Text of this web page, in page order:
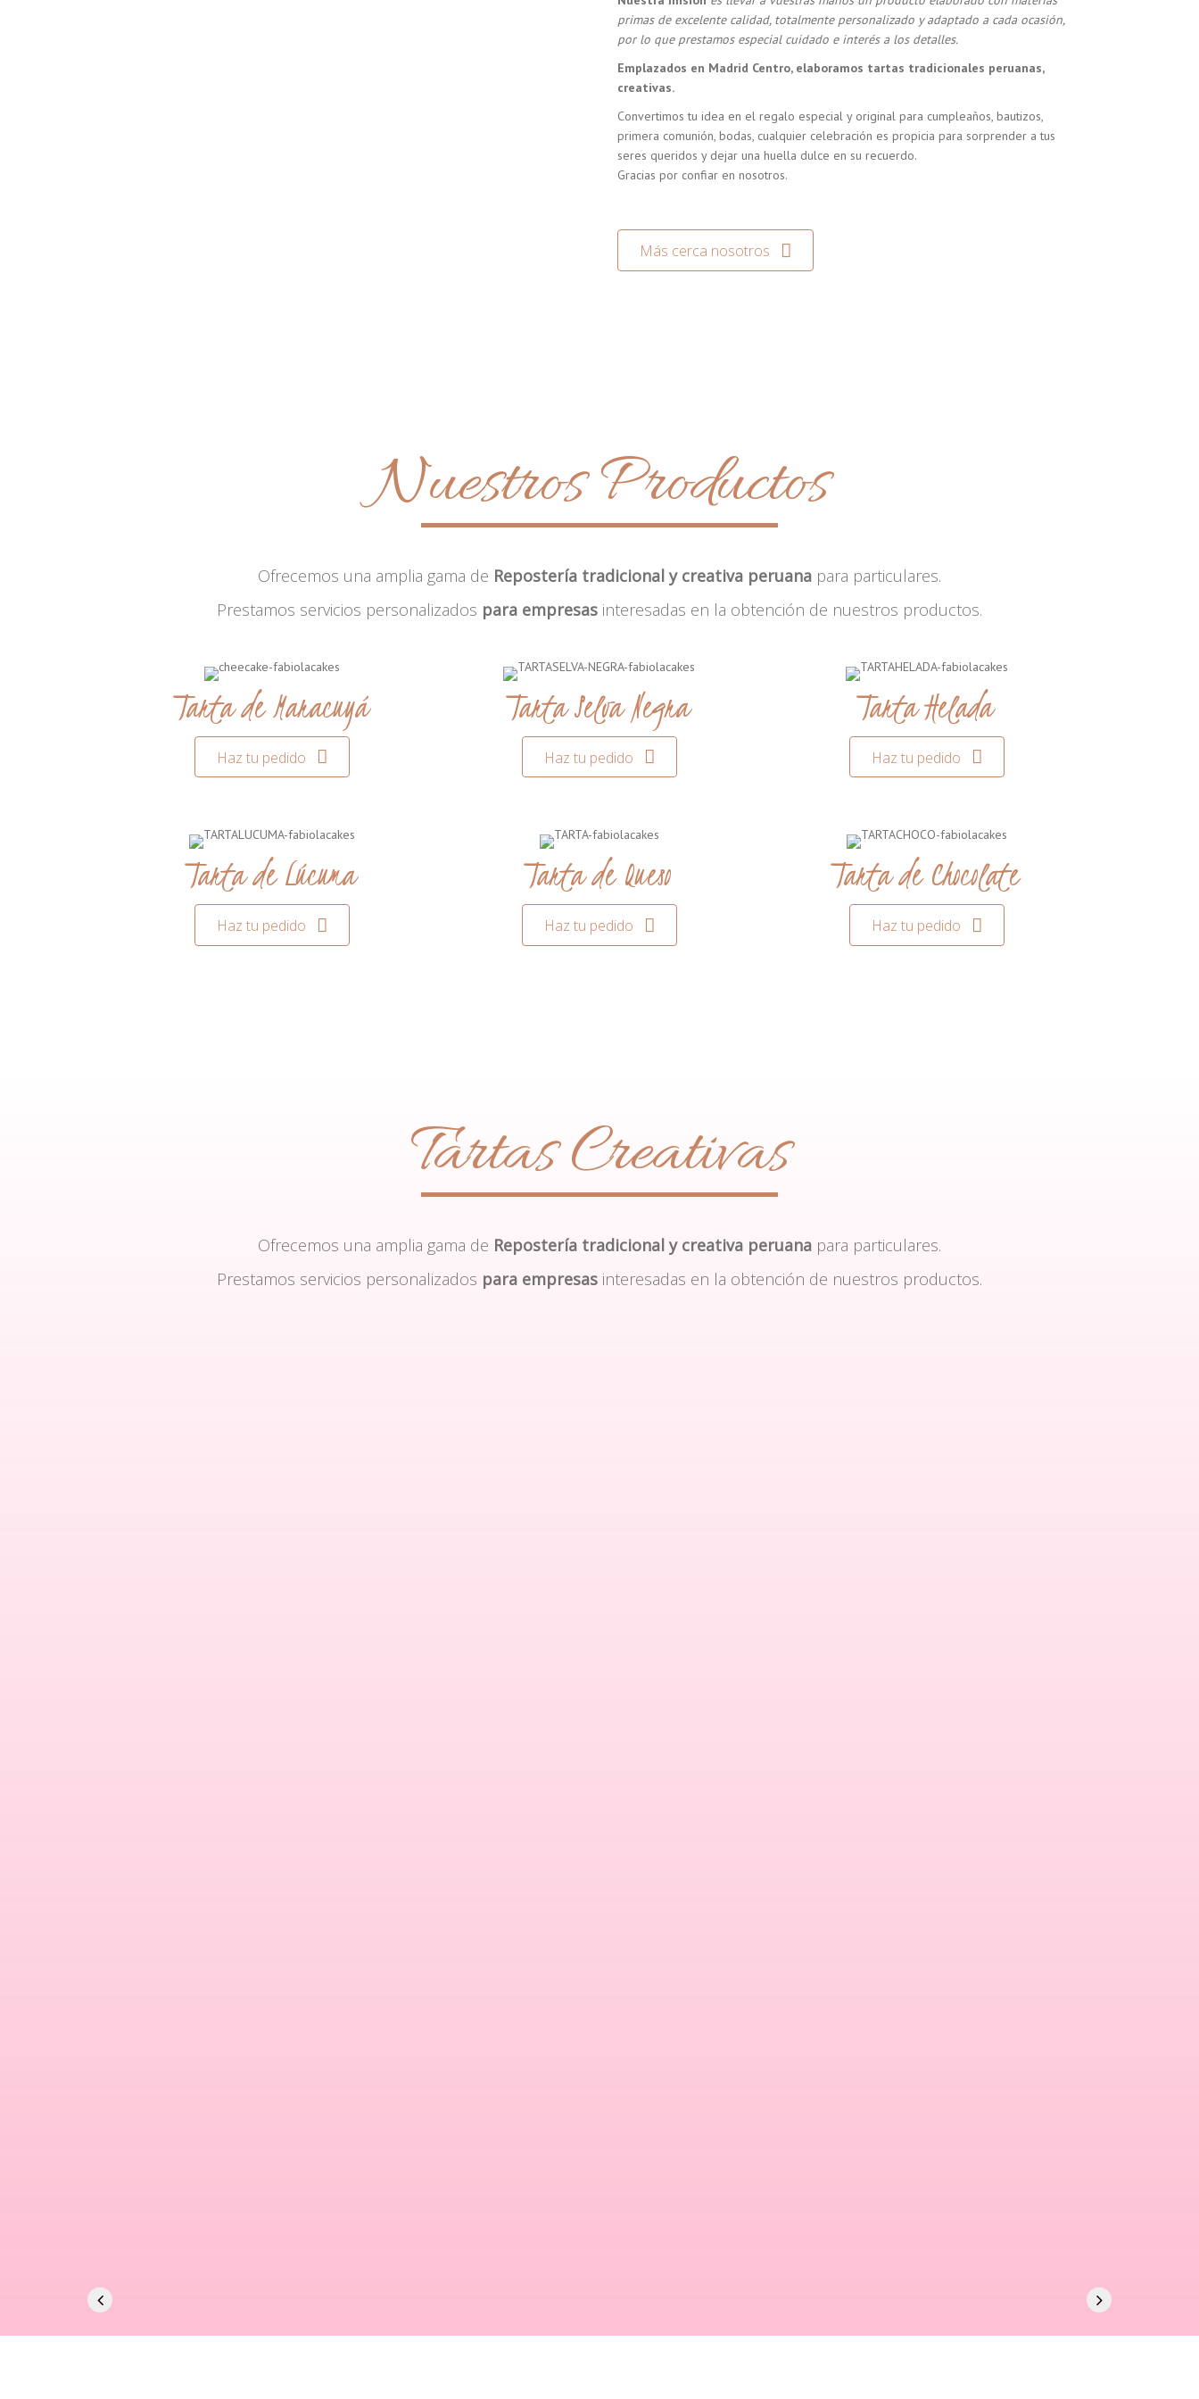
primas de excelente calidad, totalmente personalizado y adaptado a cada ocasión,
por lo que prestamos especial cuidado e interés a los detalles.
Emplazados en Madrid Centro, elaboramos tartas tradicionales peruanas,
creativas.
Convertimos tu idea en el regalo especial y original para cumpleaños, bautizos,
primera comunión, bodas, cualquier celebración es propicia para sorprender a tus
seres queridos y dejar una huella dulce en su recuerdo.
Gracias por confiar en nosotros.
Más cerca nosotros
Nuestros Productos
Ofrecemos una amplia gama de Repostería tradicional y creativa peruana para particulares.
Prestamos servicios personalizados para empresas interesadas en la obtención de nuestros productos.
Tarta de Maracuyá
Haz tu pedido
Tarta Selva Negra
Haz tu pedido
Tarta Helada
Haz tu pedido
Tarta de Lúcuma
Haz tu pedido
Tarta de Queso
Haz tu pedido
Tarta de Chocolate
Haz tu pedido
Tartas Creativas
Ofrecemos una amplia gama de Repostería tradicional y creativa peruana para particulares.
Prestamos servicios personalizados para empresas interesadas en la obtención de nuestros productos.